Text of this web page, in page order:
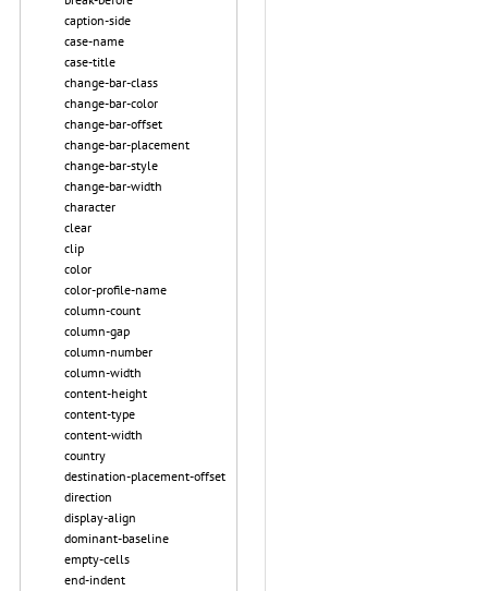
caption-side
case-name
case-title
change-bar-class
change-bar-color
change-bar-offset
change-bar-placement
change-bar-style
change-bar-width
character
clear
clip
color
color-profile-name
column-count
column-gap
column-number
column-width
content-height
content-type
content-width
country
destination-placement-offset
direction
display-align
dominant-baseline
empty-cells
end-indent